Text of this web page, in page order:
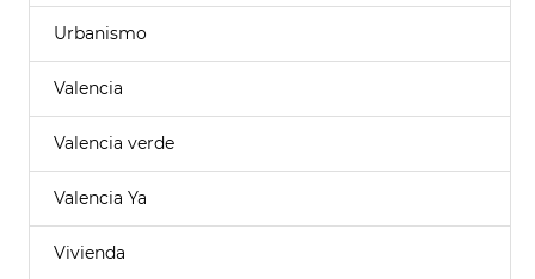
Urbanismo
Valencia
Valencia verde
Valencia Ya
Vivienda